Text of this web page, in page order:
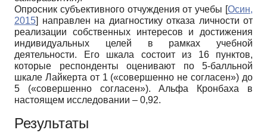
Опросник субъективного отчуждения от учебы [Осин,
2015] направлен на диагностику отказа личности от
реализации собственных интересов и достижения
индивидуальных целей в рамках учебной
деятельности. Его шкала состоит из 16 пунктов,
которые респонденты оценивают по 5-балльной
шкале Лайкерта от 1 («совершенно не согласен») до
5 («совершенно согласен»). Альфа Кронбаха в
настоящем исследовании – 0,92.
Результаты